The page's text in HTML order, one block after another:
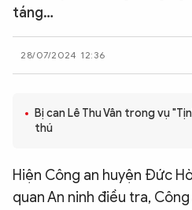
PHÁP LUẬT
CÔNG NGHỆ
QUỐC TẾ
VĂN HÓA - THỂ THAO
táng…
28/07/2024 12:36
Bị can Lê Thu Vân trong vụ
thú
Hiện Công an huyện Đức
quan An ninh điều tra,